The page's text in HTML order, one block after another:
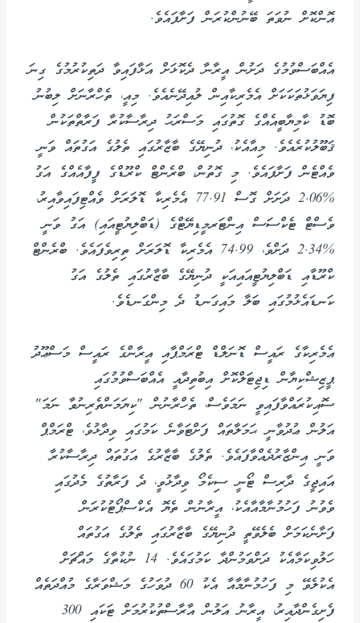
އޮންކޮށް ނުވަތަ ބޭނުންކުރަން ފަށާފައެވެ.
އެއްބަސްވުމުގެ ދަށުން އީރާނާ ދެކޮޅަށް އަޅާފައިވާ ދަތިކުރުމުގެ ގިނަ
ފިޔަވަޅުތަކަކަށް އެމެރިކާއިން ލުއިދޭނެއެވެ. މިއީ، ތެހްރާނަށް ލިބުނު
ބޮޑު ކާމިޔާބީއެއްގެ ގޮތުގައި މަސްރަޙު ދިރާސާކުރާ ފަރާތްތަކުން
ޤަބޫލުކުރެއެވެ. މިއާއެކު، ދުނިޔޭގެ ބާޒާރުގައި ތެލުގެ އަގުތައް ވަނީ
ވެއްޓެން ފަށާފައެވެ. މި ގޮތުން، ބްރެންޓް ކްރޫޑްގެ ފީފާއެއްގެ އަގު
%2.06 ދަށަށް ގޮސް 77.91 އެމެރިކާ ޑޮލަރަށް ވެއްޓިފައިވާއިރު،
ވެސްޓް ޓެކްސަސް އިންޓަރމީޑިޔޭޓްގެ (ޑަބްލިޔުޓީއައި) އަގު ވަނީ
%2.34 ދަށްވެ، 74.99 އެމެރިކާ ޑޮލަރަށް ތިރިވެފައެވެ. ބްރެންޓް
ކްރޫޑާއި ޑަބްލިޔުޓީއައިއަކީ ދުނިޔޭގެ ބާޒާރުގައި ތެލުގެ އަގު
ކަނޑައެޅުމުގައި ބަލާ މައިގަނޑު ދެ މިންގަނޑެވެ.
އެމެރިކާގެ ރައީސް ޑޮނަލްޑް ޓްރަމްޕާއި އީރާންގެ ރައީސް މަސްޢޫދު
ޕީޒިޝްކިޔާން ޑިޖިޓަލްކޮށް އިބުތިދާއީ އެއްބަސްވުމުގައި
ސޮއިކުރައްވާފައިވީ ނަމަވެސް، ތެހްރާނުން "ކިޔަމަންތެރިނުވާ ނަމަ"
އަލުން ޢުދުވާނީ ޙަމަލާތައް ފަށްޓަވާނެ ކަމުގައި ވިދާޅުވެ، ޓްރަމްޕް
ވަނީ އިންޒާރުދެއްވާފައެވެ. ތެލުގެ ބާޒާރުގެ އަގުތައް ދިރާސާކުރާ
އައިޖީގެ ދާރިސް ޓޯނީ ސިކެމޯ ވިދާޅުވީ، ދެ ފަރާތުގެ މެދުގައި
ވެވުނު ފަހުމުނާމާއާއެކު، އީރާނުން ތެޔޮ އެކްސްޕޯޓުކުރަން
ފަށާނެކަމަށް ބެލެވޭތީ ދުނިޔޭގެ ބާޒާރުގައި ތެލުގެ އަގުތައް
ހަލުވިކަމާއެކު ދަށްވަމުންދާ ކަމުގައެވެ. 14 ނުކުތާގެ މައްޗަށް
އެކުލެވޭ މި ފަހުމުނާމާއާ އެކު 60 ދުވަހުގެ މަޝްވަރާގެ މުއްދަތެއް
ފެށިގެންދާއިރު، އީރާނު އަލުން އާރާސްތުކުރުމަށް ޓަކައި 300